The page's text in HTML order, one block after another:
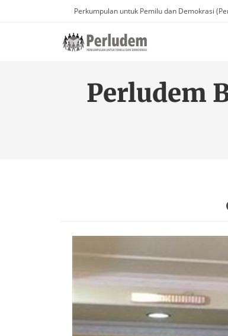
Perkumpulan untuk Pemilu dan Demokrasi
Perludem